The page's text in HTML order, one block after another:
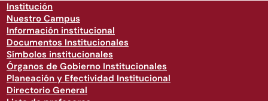
Institución
Nuestro Campus
Información institucional
Documentos Institucionales
Símbolos institucionales
Órganos de Gobierno Institucionales
Planeación y Efectividad Institucional
Directorio General